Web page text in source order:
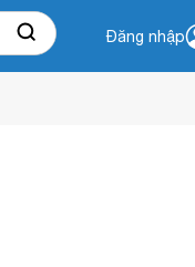
Đăng nhập